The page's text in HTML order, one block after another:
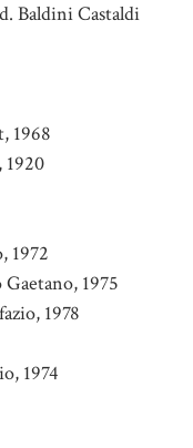
Baldini Castaldi
1968
1972
1975
1978
1974